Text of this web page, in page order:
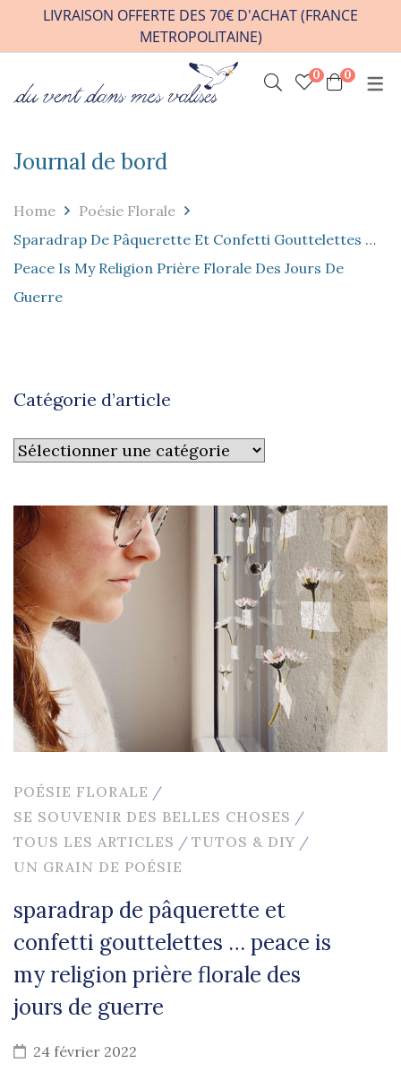
INFOS PRATIQUES
HORAIRES / RDV
FAQ
REVENDEURS
LIVRAISON OFFERTE DES 70€ D'ACHAT (FRANCE
METROPOLITAINE)
0 0
Journal de bord
Home
Poésie Florale
Sparadrap De Pâquerette Et Confetti Gouttelettes …
Peace Is My Religion Prière Florale Des Jours De
Guerre
POÉSIE FLORALE /
SE SOUVENIR DES BELLES CHOSES /
TOUS LES ARTICLES / TUTOS & DIY /
UN GRAIN DE POÉSIE
sparadrap de pâquerette et
confetti gouttelettes … peace is
my religion prière florale des
jours de guerre
24 février 2022
Catégorie d’article
Catégorie